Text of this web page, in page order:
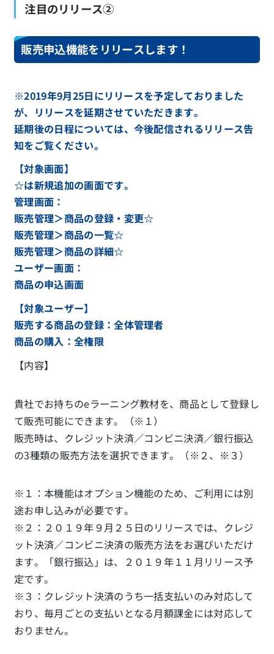
注目のリリース②
販売申込機能をリリースします！
※2019年9月25日にリリースを予定しておりました
が、リリースを延期させていただきます。
延期後の日程については、今後配信されるリリース告
知をご覧ください。
【対象画面】
☆は新規追加の画面です。
管理画面：
販売管理＞商品の登録・変更☆
販売管理＞商品の一覧☆
販売管理＞商品の詳細☆
ユーザー画面：
商品の申込画面
【対象ユーザー】
販売する商品の登録：全体管理者
商品の購入：全権限
【内容】
貴社でお持ちのeラーニング教材を、商品として登録し
て販売可能にできます。（※１）
販売時は、クレジット決済／コンビニ決済／銀行振込
の3種類の販売方法を選択できます。（※２、※３）
※１：本機能はオプション機能のため、ご利用には別
途お申し込みが必要です。
※２：２０１９年９月２５日のリリースでは、クレジ
ット決済／コンビニ決済の販売方法をお選びいただけ
ます。「銀行振込」は、２０１９年１１月リリース予
定です。
※３：クレジット決済のうち一括支払いのみ対応して
おり、毎月ごとの支払いとなる月額課金には対応して
おりません。